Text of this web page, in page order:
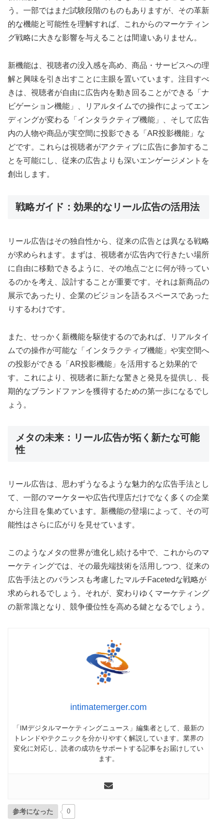
う。一部ではまだ試験段階のものもありますが、その革新
的な機能と可能性を理解すれば、これからのマーケティン
グ戦略に大きな影響を与えることは間違いありません。
新機能は、視聴者の没入感を高め、商品・サービスへの理
解と興味を引き出すことに主眼を置いています。注目すべ
きは、視聴者が自由に広告内を動き回ることができる「ナ
ビゲーション機能」、リアルタイムでの操作によってエン
ディングが変わる「インタラクティブ機能」、そして広告
内の人物や商品が実空間に投影できる「AR投影機能」な
どです。これらは視聴者がアクティブに広告に参加するこ
とを可能にし、従来の広告よりも深いエンゲージメントを
創出します。
戦略ガイド：効果的なリール広告の活用法
リール広告はその独自性から、従来の広告とは異なる戦略
が求められます。まずは、視聴者が広告内で行きたい場所
に自由に移動できるように、その地点ごとに何が待ってい
るのかを考え、設計することが重要です。それは新商品の
展示であったり、企業のビジョンを語るスペースであった
りするわけです。
また、せっかく新機能を駆使するのであれば、リアルタイ
ムでの操作が可能な「インタラクティブ機能」や実空間へ
の投影ができる「AR投影機能」を活用すると効果的で
す。これにより、視聴者に新たな驚きと発見を提供し、長
期的なブランドファンを獲得するための第一歩になるでし
ょう。
メタの未来：リール広告が拓く新たな可能
性
リール広告は、思わずうなるような魅力的な広告手法とし
て、一部のマーケターや広告代理店だけでなく多くの企業
から注目を集めています。新機能の登場によって、その可
能性はさらに広がりを見せています。
このようなメタの世界が進化し続ける中で、これからのマ
ーケティングでは、その最先端技術を活用しつつ、従来の
広告手法とのバランスも考慮したマルチFacetedな戦略が
求められるでしょう。それが、変わりゆくマーケティング
の新常識となり、競争優位性を高める鍵となるでしょう。
intimatemerger.com
「IMデジタルマーケティングニュース」編集者として、最新の
トレンドやテクニックを分かりやすく解説しています。業界の
変化に対応し、読者の成功をサポートする記事をお届けしてい
ます。
参考になった 0